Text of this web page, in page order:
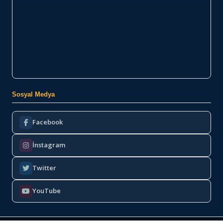
Sosyal Medya
Facebook
İnstagram
Twitter
YouTube